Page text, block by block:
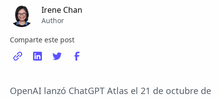
Irene Chan
Author
Comparte este post
OpenAI lanzó ChatGPT Atlas el 21 de octubre de